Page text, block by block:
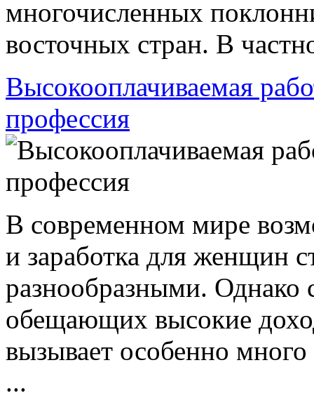
многочисленных
восточных стран. В
Высокооплачиваемая
профессия
В современном мире
и заработка для женщин
разнообразными. Однако
обещающих высокие
вызывает особенно
...